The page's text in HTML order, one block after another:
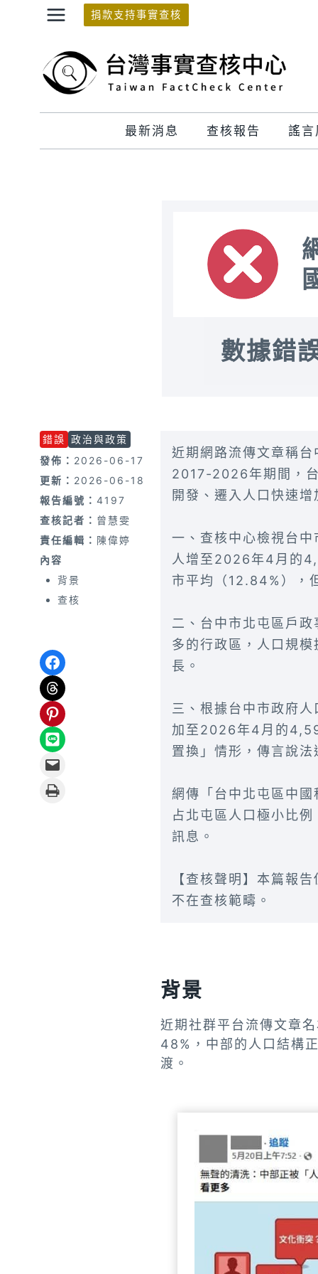
捐款支持事實查核
最新消息 查核報告 謠言
數據錯
錯誤 政治與政策
發佈： 2026-06-17
更新： 2026-06-18
報告編號： 4197
查核記者： 曾慧雯
責任編輯： 陳偉婷
內容
背景
查核
Share on Facebook
Share on Threads
Share on Pinterest
Share on LINE
Email this Page
Print this Page
近期網路流傳文章稱
2017-2026年期間，
開發、遷入人口快速
一、查核中心檢視台
人增至2026年4月的
市平均（12.84%），
二、台中市北屯區戶
多的行政區，人口規
長。
三、根據台中市政府
加至2026年4月的
置換」情形，傳言說
網傳「台中北屯區中
占北屯區人口極小比
訊息。
【查核聲明】本篇報
不在查核範疇。
背景
近期社群平台流傳文章
48%，中部的人口結構
渡。